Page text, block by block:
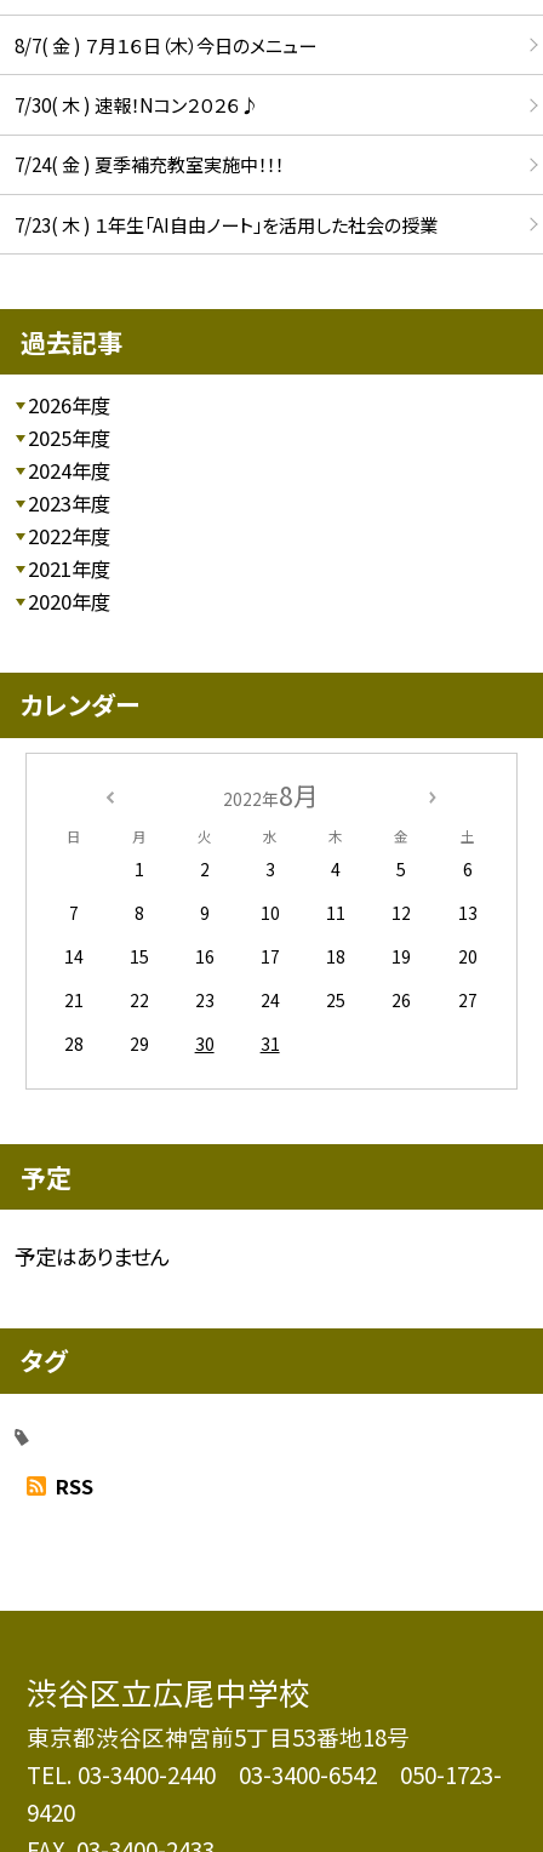
8/7( 金 ) ７月１６日（木）今日のメニュー
7/30( 木 ) 速報！Nコン２０２６♪
7/24( 金 ) 夏季補充教室実施中！！！
7/23( 木 ) １年生「AI自由ノート」を活用した社会の授業
過去記事
2026年度
2025年度
2024年度
2023年度
2022年度
2021年度
2020年度
カレンダー
2022年8月
日 月 火 水 木 金 土
1 2 3 4 5
6
7
8 9 10 11 12
13
14
15 16 17 18 19
20
21
22 23 24 25 26
27
28
29 30 31
予定
予定はありません
タグ
RSS
渋谷区立広尾中学校
東京都渋谷区神宮前5丁目53番地18号
TEL. 03-3400-2440 03-3400-6542 050-1723-
9420